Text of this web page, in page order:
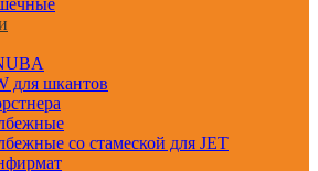
для шкантов
со стамеской для JET